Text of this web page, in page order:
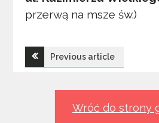
przerwą na msze św.)
Nawigacja
Previous article
Wróć do strony